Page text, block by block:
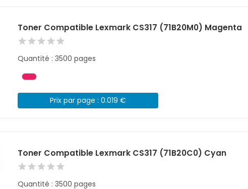
Toner Compatible Lexmark CS317 (71B20M0) Magenta
Quantité : 3500 pages
Prix par page : 0.019 €
Toner Compatible Lexmark CS317 (71B20C0) Cyan
Quantité : 3500 pages